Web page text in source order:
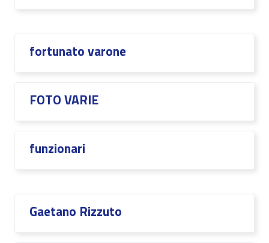
fortunato varone
FOTO VARIE
funzionari
Gaetano Rizzuto